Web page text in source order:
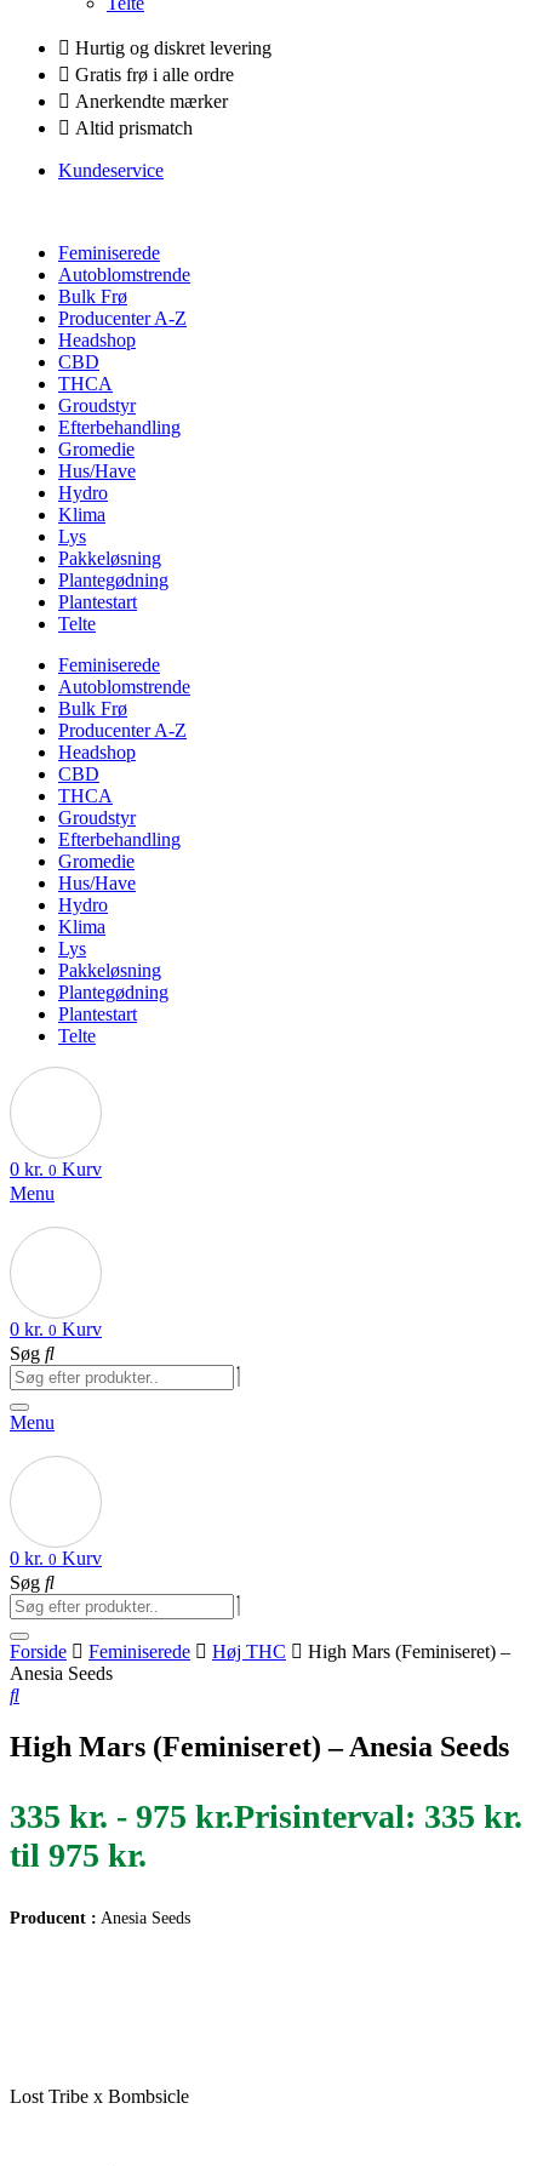
Hurtig og diskret levering
Gratis frø i alle ordre
Anerkendte mærker
Altid prismatch
Kundeservice
Feminiserede
Autoblomstrende
Bulk Frø
Producenter A-Z
Headshop
CBD
THCA
Groudstyr
Efterbehandling
Gromedie
Hus/Have
Hydro
Klima
Lys
Pakkeløsning
Plantegødning
Plantestart
Telte
Feminiserede
Autoblomstrende
Bulk Frø
Producenter A-Z
Headshop
CBD
THCA
Groudstyr
Efterbehandling
Gromedie
Hus/Have
Hydro
Klima
Lys
Pakkeløsning
Plantegødning
Plantestart
Telte
0 kr. 0 Kurv
Menu
0 kr. 0 Kurv
Søg
Menu
0 kr. 0 Kurv
Søg
Forside Feminiserede Høj THC
High Mars (Feminiseret) –
Anesia Seeds
High Mars (Feminiseret) – Anesia Seeds
335 kr. - 975 kr.Prisinterval: 335 kr.
til 975 kr.
Producent : Anesia Seeds
Lost Tribe x Bombsicle